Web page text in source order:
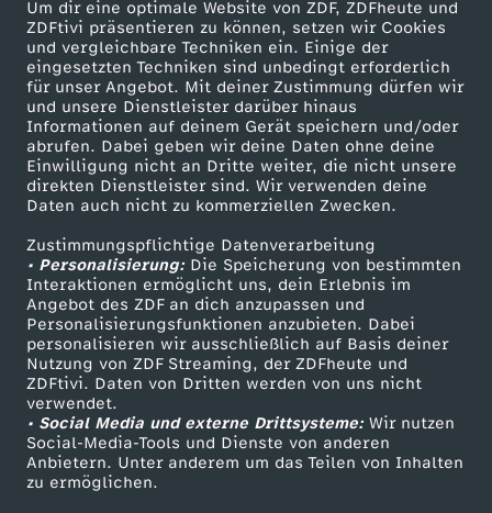
Um dir eine optimale Website von ZDF, ZDFheute und
ZDFtivi präsentieren zu können, setzen wir Cookies
und vergleichbare Techniken ein. Einige der
eingesetzten Techniken sind unbedingt erforderlich
für unser Angebot. Mit deiner Zustimmung dürfen wir
und unsere Dienstleister darüber hinaus
Informationen auf deinem Gerät speichern und/oder
abrufen. Dabei geben wir deine Daten ohne deine
Einwilligung nicht an Dritte weiter, die nicht unsere
direkten Dienstleister sind. Wir verwenden deine
Daten auch nicht zu kommerziellen Zwecken.
Zustimmungspflichtige Datenverarbeitung
• Personalisierung:Die Speicherung von bestimmten
Interaktionen ermöglicht uns, dein Erlebnis im
Angebot des ZDF an dich anzupassen und
Personalisierungsfunktionen anzubieten. Dabei
personalisieren wir ausschließlich auf Basis deiner
Nutzung von ZDF Streaming, der ZDFheute und
ZDFtivi. Daten von Dritten werden von uns nicht
verwendet.
• Social Media und externe Drittsysteme:Wir nutzen
Social-Media-Tools und Dienste von anderen
Anbietern. Unter anderem um das Teilen von Inhalten
zu ermöglichen.
Mehr ZDF
ZDF-Apps
Smart TV
ZDFtext
Livestreams
Sendungen A-Z
TV-Programm
Service
ZDFmitreden
Kontakt zum ZDF
Tickets
Zuschauerservice
Hilfe
ZDF Unternehmen
Karriere